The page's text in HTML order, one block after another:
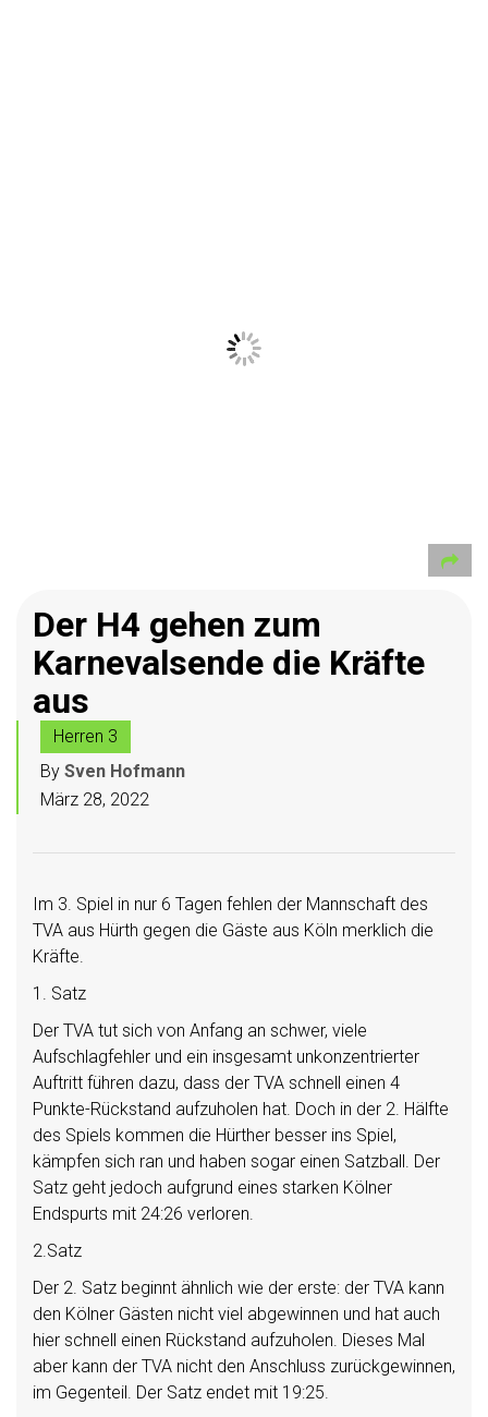
Der H4 gehen zum
Karnevalsende die Kräfte
aus
Herren 3
By Sven Hofmann
März 28, 2022
Im 3. Spiel in nur 6 Tagen fehlen der Mannschaft des
TVA aus Hürth gegen die Gäste aus Köln merklich die
Kräfte.
1. Satz
Der TVA tut sich von Anfang an schwer, viele
Aufschlagfehler und ein insgesamt unkonzentrierter
Auftritt führen dazu, dass der TVA schnell einen 4
Punkte-Rückstand aufzuholen hat. Doch in der 2. Hälfte
des Spiels kommen die Hürther besser ins Spiel,
kämpfen sich ran und haben sogar einen Satzball. Der
Satz geht jedoch aufgrund eines starken Kölner
Endspurts mit 24:26 verloren.
2.Satz
Der 2. Satz beginnt ähnlich wie der erste: der TVA kann
den Kölner Gästen nicht viel abgewinnen und hat auch
hier schnell einen Rückstand aufzuholen. Dieses Mal
aber kann der TVA nicht den Anschluss zurückgewinnen,
im Gegenteil. Der Satz endet mit 19:25.